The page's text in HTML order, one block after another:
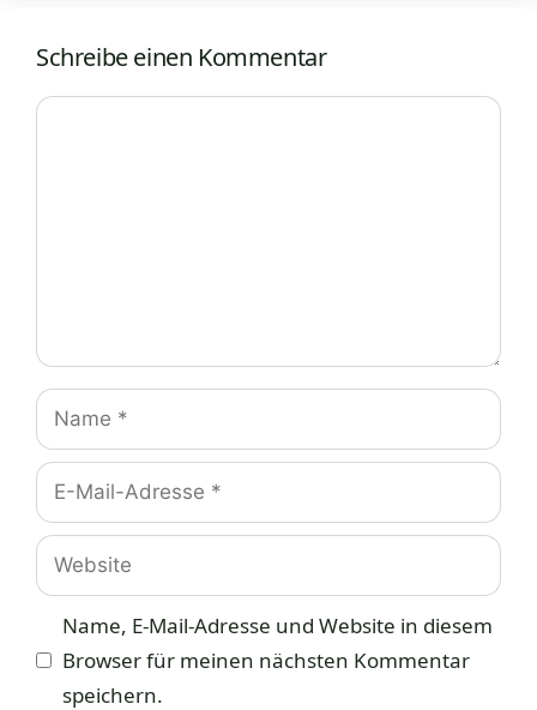
Schreibe einen Kommentar
Kommentar
Name
E-
Mail-
Adresse
Website
Name, E-Mail-Adresse und Website in diesem
Browser für meinen nächsten Kommentar
speichern.